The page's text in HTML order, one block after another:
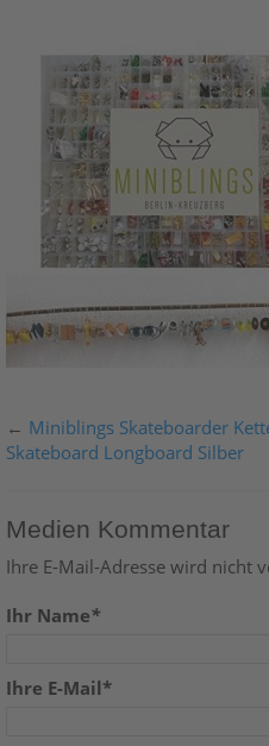
← Miniblings Skateboarder
Skateboard Longboard Silber
Medien Kommentar
Ihre E-Mail-Adresse wird nicht
Ihr Name*
Ihre E-Mail*